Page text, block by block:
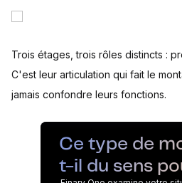
Trois étages, trois rôles distincts :
C'est leur articulation qui fait le
jamais confondre leurs fonctions.
Ce type de
t-il du sens